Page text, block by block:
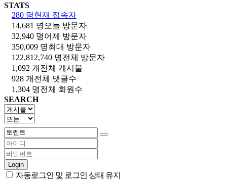
STATS
280 명현재 접속자
14,681 명 오늘 방문자
32,940 명어제 방문자
350,009 명최대 방문자
122,812,740 명전체 방문자
1,092 개 전체 게시물
928 개 전체 댓글수
1,304 명전체 회원수
SEARCH
Login
자동로그인 및 로그인 상태 유지